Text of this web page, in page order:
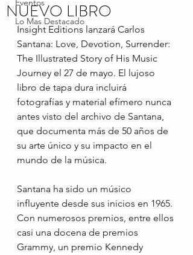
Eventos
Lo Mas Destacado
NUEVO LIBRO
Insight Editions lanzará Carlos
Santana: Love, Devotion, Surrender:
The Illustrated Story of His Music
Journey el 27 de mayo. El lujoso
libro de tapa dura incluirá
fotografías y material efímero nunca
antes visto del archivo de Santana,
que documenta más de 50 años de
su arte único y su impacto en el
mundo de la música.
Santana ha sido un músico
influyente desde sus inicios en 1965.
Con numerosos premios, entre ellos
casi una docena de premios
Grammy, un premio Kennedy